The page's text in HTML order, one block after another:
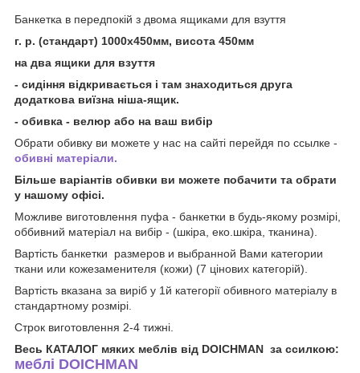
Банкетка в передпокій з двома ящиками для взуття
г. р. (стандарт) 1000х450мм, висота 450мм
на два ящики для взуття
- сидіння відкривається і там знаходиться друга
додаткова виїзна ніша-ящик.
- обивка - велюр або на ваш вибір
Обрати обивку ви можете у нас на сайті перейдя по ссылке -
обивні матеріали.
Більше варіантів обивки ви можете побачити та обрати
у нашому офісі.
Можливе виготовлення пуфа - банкетки в будь-якому розмірі,
оббивний матеріал на вибір - (шкіра, еко.шкіра, тканина).
Вартість банкетки размеров и выбранной Вами категории
ткани или кожезаменителя (кожи) (7 цінових категорій).
Вартість вказана за виріб у 1й категорії обивного матеріалу в
стандартному розмірі.
Строк виготовлення 2-4 тижні.
Весь КАТАЛОГ мяких меблів від DOICHMAN за ссилкою:
меблі DOICHMAN